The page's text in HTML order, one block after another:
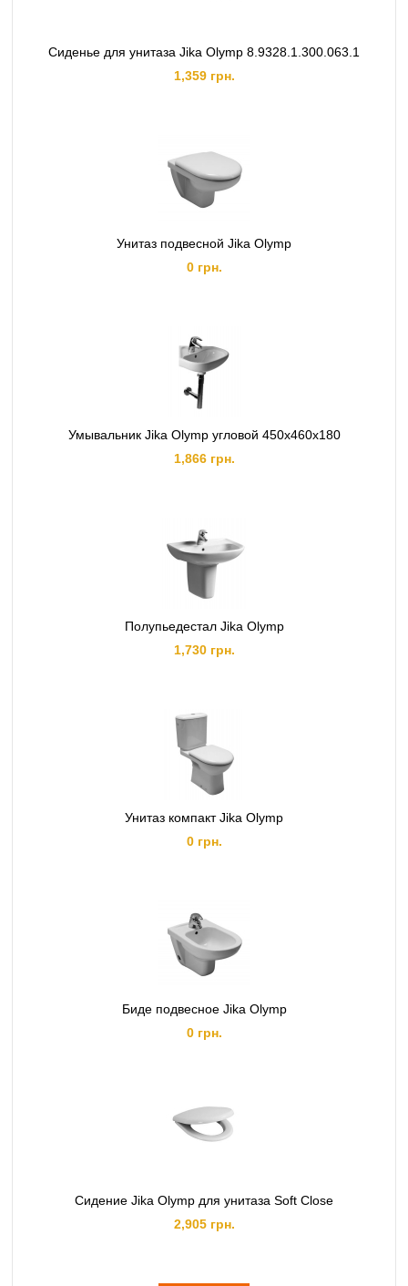
Сиденье для унитаза Jika Olymp 8.9328.1.300.063.1
1,359 грн.
Унитаз подвесной Jika Olymp
0 грн.
Умывальник Jika Olymp угловой 450x460x180
1,866 грн.
Полупьедестал Jika Olymp
1,730 грн.
Унитаз компакт Jika Olymp
0 грн.
Биде подвесное Jika Olymp
0 грн.
Сидение Jika Olymp для унитаза Soft Close
2,905 грн.